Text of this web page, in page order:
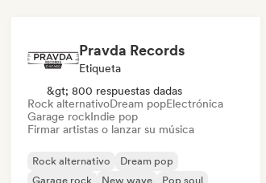
Pravda Records
Etiqueta
&gt; 800 respuestas dadas
Rock alternativoDream popElectrónica
Garage rockIndie pop
Firmar artistas o lanzar su música
Rock alternativo
Dream pop
Garage rock
New wave
Pop soul